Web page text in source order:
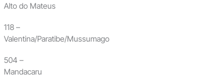
Alto do Mateus
118 –
Valentina/Paratibe/Mussumago
504 –
Mandacaru